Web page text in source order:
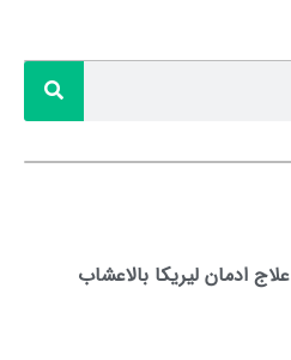
علاج ادمان ليريكا بالاعشاب